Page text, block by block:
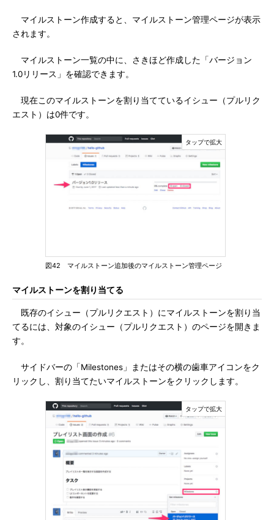
マイルストーン作成すると、マイルストーン管理ページが表示
されます。
マイルストーン一覧の中に、さきほど作成した「バージョン
1.0リリース」を確認できます。
現在このマイルストーンを割り当てているイシュー（プルリク
エスト）は0件です。
図42 マイルストーン追加後のマイルストーン管理ページ
マイルストーンを割り当てる
既存のイシュー（プルリクエスト）にマイルストーンを割り当
てるには、対象のイシュー（プルリクエスト）のページを開きま
す。
サイドバーの「Milestones」またはその横の歯車アイコンをク
リックし、割り当てたいマイルストーンをクリックします。